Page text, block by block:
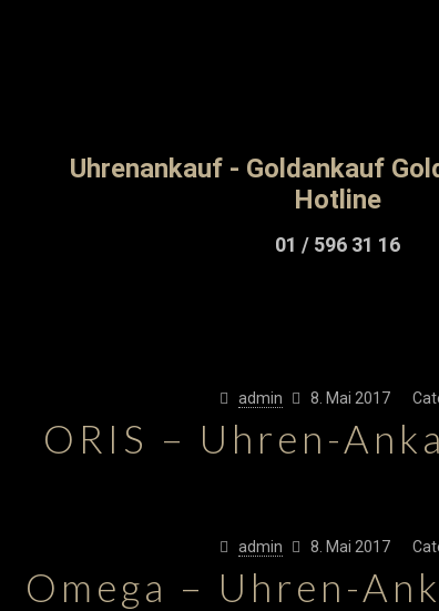
admin 8. Mai 2017
ORIS – Uhren-
admin 8. Mai 2017
Omega – Uhren-